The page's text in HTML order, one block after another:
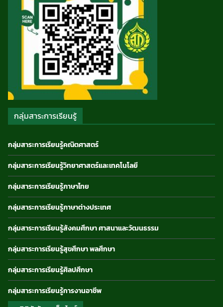
กลุ่มสาระการเรียนรู้
กลุ่มสาระการเรียนรู้คณิตศาสตร์
กลุ่มสาระการเรียนรู้วิทยาศาสตร์และเทคโนโลยี
กลุ่มสาระการเรียนรู้ภาษาไทย
กลุ่มสาระการเรียนรู้ภาษาต่างประเทศ
กลุ่มสาระการเรียนรู้สังคมศึกษา ศาสนาและวัฒนธรรม
กลุ่มสาระการเรียนรู้สุขศึกษา พลศึกษา
กลุ่มสาระการเรียนรู้ศิลปศึกษา
กลุ่มสาระการเรียนรู้การงานอาชีพ